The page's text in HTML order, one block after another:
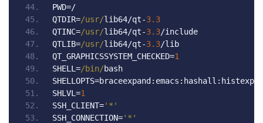
PWD=/
QTDIR=/usr/lib64/qt-3.3
QTINC=/usr/lib64/qt-3.3/include
QTLIB=/usr/lib64/qt-3.3/lib
QT_GRAPHICSSYSTEM_CHECKED=1
SHELL =/bin/bash
SHELLOPTS=braceexpand : emacs : hashall :
SHLVL =1
SSH_CLIENT='*'
SSH_CONNECTION='*'